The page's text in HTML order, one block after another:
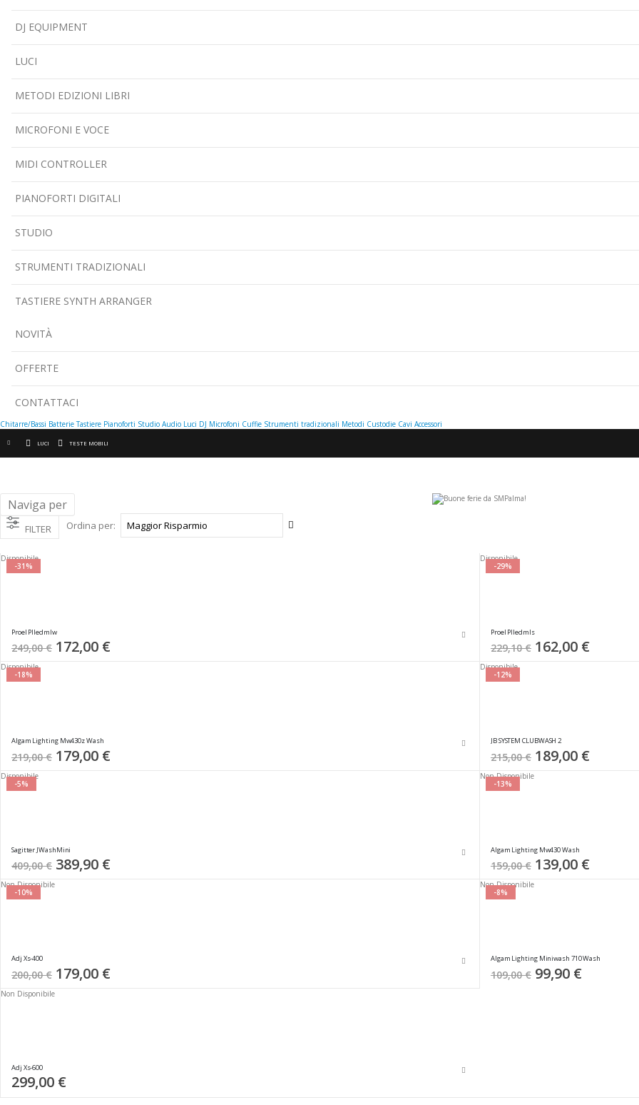
DJ EQUIPMENT
LUCI
METODI EDIZIONI LIBRI
MICROFONI E VOCE
MIDI CONTROLLER
PIANOFORTI DIGITALI
STUDIO
STRUMENTI TRADIZIONALI
TASTIERE SYNTH ARRANGER
NOVITÀ
OFFERTE
CONTATTACI
Chitarre/Bassi Batterie Tastiere Pianoforti Studio Audio Luci DJ Microfoni Cuffie Strumenti tradizionali Metodi Custodie Cavi Accessori
LUCI TESTE MOBILI
FILTER Ordina per
-31%
Disponibile
Proel Plledmlw
249,00 € Special
Price
172,00 €
-29%
Disponibile
Proel Plledmls
229,10 € Special
Price
162,00 €
-18%
Disponibile
Algam Lighting Mw430z Wash
219,00 € Special
Price
179,00 €
-12%
Disponibile
JB SYSTEM CLUBWASH 2
215,00 € Special
Price
189,00 €
-5%
Disponibile
Sagitter JWashMini
409,00 € Special
Price
389,90 €
-13%
Non Disponibile
Algam Lighting Mw430 Wash
159,00 € Special
Price
139,00 €
-10%
Non Disponibile
Adj Xs-400
200,00 € Special
Price
179,00 €
-8%
Non Disponibile
Algam Lighting Miniwash 710 Wash
109,00 € Special
Price
99,90 €
Non Disponibile
Adj Xs-600
299,00 €
Naviga per